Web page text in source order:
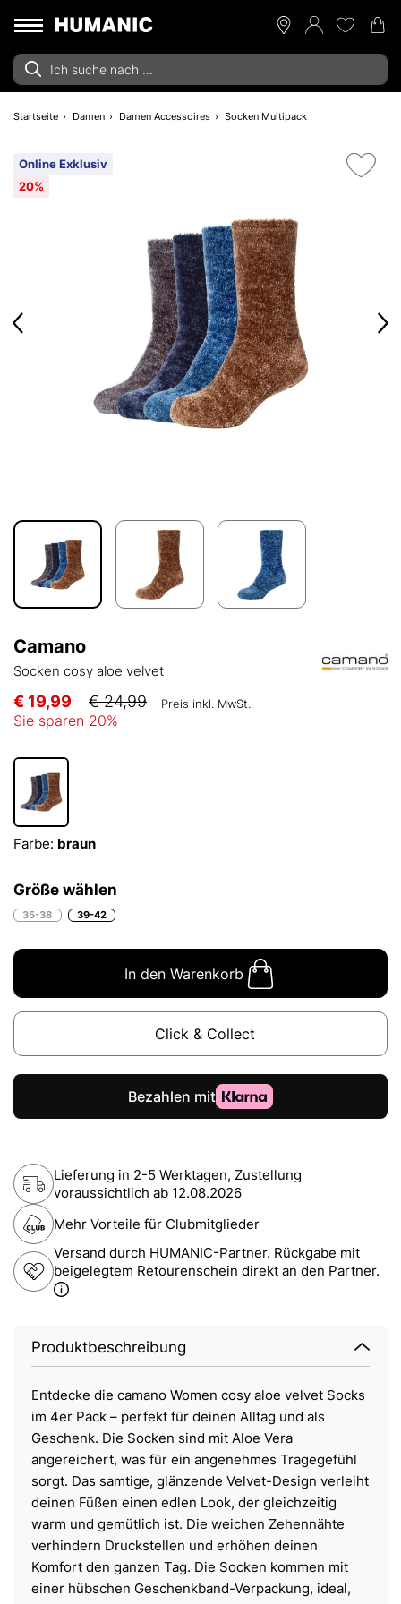
Startseite Damen Damen Accessoires Socken Multipack
Online Exklusiv
20%
Camano
Socken cosy aloe velvet
€ 19,99 € 24,99 Preis inkl. MwSt.
Sie sparen 20%
Farbe: braun
Größe wählen
35-38 39-42
In den Warenkorb
Click & Collect
Lieferung in 2-5 Werktagen, Zustellung
voraussichtlich ab 12.08.2026
Mehr Vorteile für Clubmitglieder
Versand durch HUMANIC-Partner. Rückgabe mit
beigelegtem Retourenschein direkt an den Partner.
Produktbeschreibung
Entdecke die camano Women cosy aloe velvet Socks
im 4er Pack – perfekt für deinen Alltag und als
Geschenk. Die Socken sind mit Aloe Vera
angereichert, was für ein angenehmes Tragegefühl
sorgt. Das samtige, glänzende Velvet-Design verleiht
deinen Füßen einen edlen Look, der gleichzeitig
warm und gemütlich ist. Die weichen Zehennähte
verhindern Druckstellen und erhöhen deinen
Komfort den ganzen Tag. Die Socken kommen mit
einer hübschen Geschenkband-Verpackung, ideal,